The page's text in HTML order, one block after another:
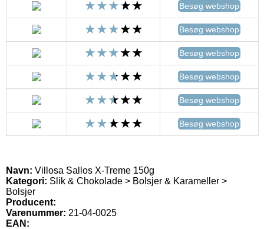
Besøg webshop
Besøg webshop
Besøg webshop
Besøg webshop
Besøg webshop
Besøg webshop
Navn: Villosa Sallos X-Treme 150g
Kategori: Slik & Chokolade > Bolsjer & Karameller >
Bolsjer
Producent:
Varenummer: 21-04-0025
EAN: